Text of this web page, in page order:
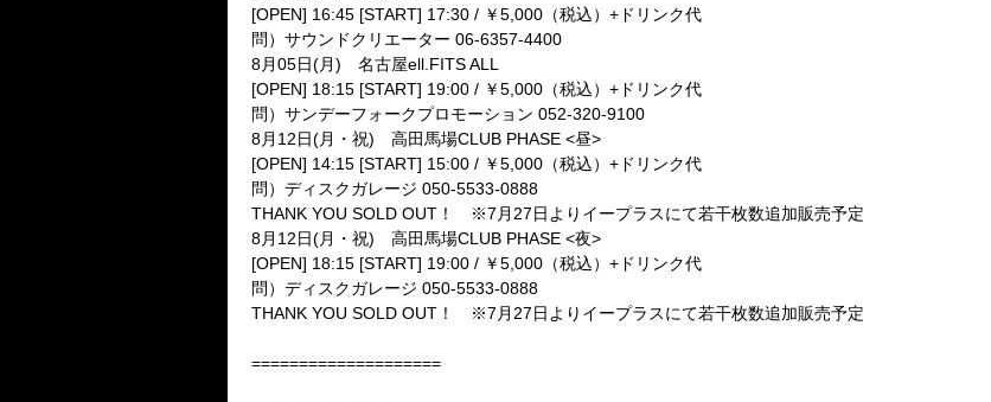
[OPEN] 16:45 [START] 17:30 / ￥5,000 （税込） + ドリンク代
問）サウンドクリエーター 06-6357-4400
8月05日(月) 名古屋ell.FITS ALL
[OPEN] 18:15 [START] 19:00 / ￥5,000 （税込） + ドリンク代
問）サンデーフォークプロモーション 052-320-9100
8月 12日(月・祝) 高田馬場CLUB PHASE <昼>
[OPEN] 14:15 [START] 15:00 / ￥5,000 （税込） + ドリンク代
問）ディスクガレージ 050-5533-0888
THANK YOU SOLD OUT ！ ※7 月 27日よりイープラスにて若干枚数追加販売予定
8月 12日(月・祝) 高田馬場CLUB PHASE <夜>
[OPEN] 18:15 [START] 19:00 / ￥5,000 （税込） + ドリンク代
問）ディスクガレージ 050-5533-0888
THANK YOU SOLD OUT ！ ※7 月 27日よりイープラスにて若干枚数追加販売予定
====================